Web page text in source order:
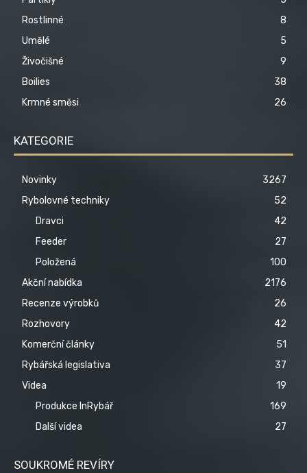
Rostlinné
8
Umělé
5
Živočišné
9
Boilies
38
Krmné směsi
26
KATEGORIE
Novinky
3267
Rybolovné techniky
52
Dravci
42
Feeder
27
Položená
100
Akční nabídka
2176
Recenze výrobků
26
Rozhovory
42
Komerční články
51
Rybářská legislativa
37
Videa
19
Produkce InRybář
169
Další videa
27
SOUKROMÉ REVÍRY